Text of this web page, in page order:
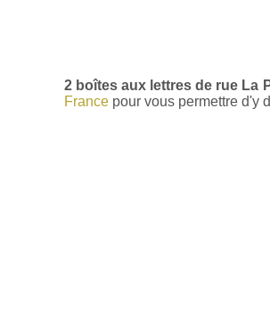
2 boîtes aux lettres de rue La
France pour vous permettre d'y